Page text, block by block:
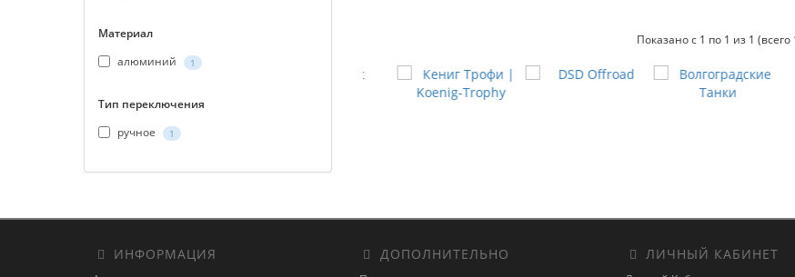
Материал
алюминий
1
Тип переключения
ручное
1
Показано с 1 по 1 из 1
ИНФОРМАЦИЯ ДОПОЛНИТЕЛЬНО ЛИЧНЫЙ КАБИНЕТ